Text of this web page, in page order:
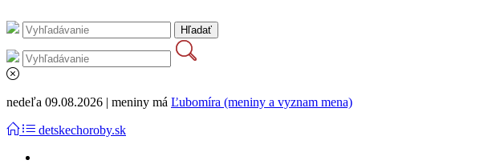
nedeľa 09.08.2026 | meniny má Ľubomíra (meniny a vyznam mena)
detskechoroby.sk